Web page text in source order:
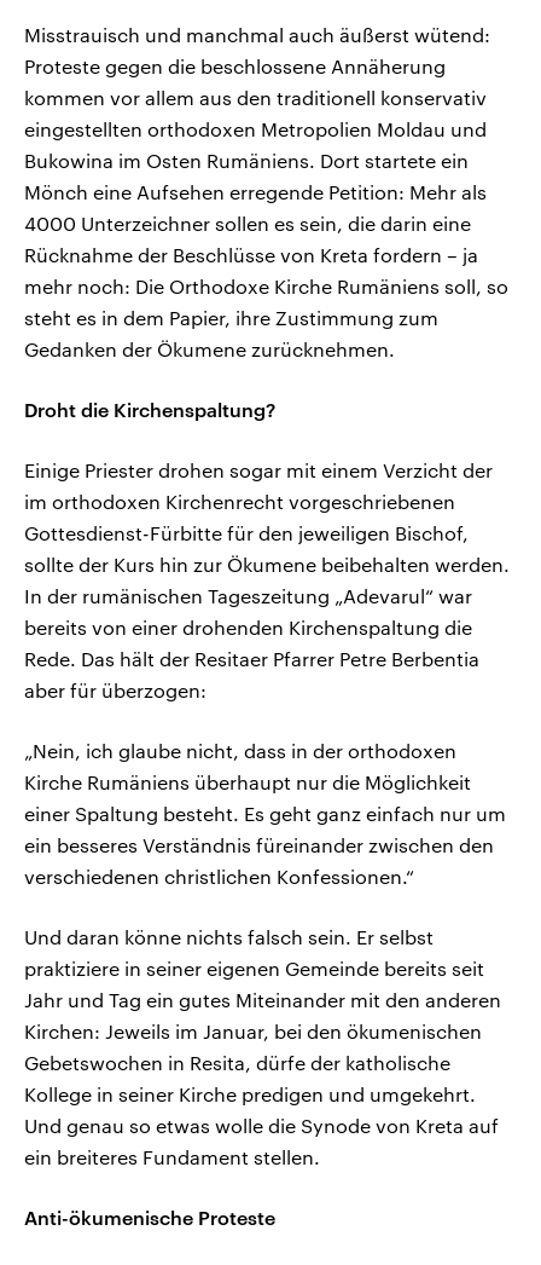
Misstrauisch und manchmal auch äußerst wütend:
Proteste gegen die beschlossene Annäherung
kommen vor allem aus den traditionell konservativ
eingestellten orthodoxen Metropolien Moldau und
Bukowina im Osten Rumäniens. Dort startete ein
Mönch eine Aufsehen erregende Petition: Mehr als
4000 Unterzeichner sollen es sein, die darin eine
Rücknahme der Beschlüsse von Kreta fordern – ja
mehr noch: Die Orthodoxe Kirche Rumäniens soll, so
steht es in dem Papier, ihre Zustimmung zum
Gedanken der Ökumene zurücknehmen.
Droht die Kirchenspaltung?
Einige Priester drohen sogar mit einem Verzicht der
im orthodoxen Kirchenrecht vorgeschriebenen
Gottesdienst-Fürbitte für den jeweiligen Bischof,
sollte der Kurs hin zur Ökumene beibehalten werden.
In der rumänischen Tageszeitung „Adevarul“ war
bereits von einer drohenden Kirchenspaltung die
Rede. Das hält der Resitaer Pfarrer Petre Berbentia
aber für überzogen:
„Nein, ich glaube nicht, dass in der orthodoxen
Kirche Rumäniens überhaupt nur die Möglichkeit
einer Spaltung besteht. Es geht ganz einfach nur um
ein besseres Verständnis füreinander zwischen den
verschiedenen christlichen Konfessionen.“
Und daran könne nichts falsch sein. Er selbst
praktiziere in seiner eigenen Gemeinde bereits seit
Jahr und Tag ein gutes Miteinander mit den anderen
Kirchen: Jeweils im Januar, bei den ökumenischen
Gebetswochen in Resita, dürfe der katholische
Kollege in seiner Kirche predigen und umgekehrt.
Und genau so etwas wolle die Synode von Kreta auf
ein breiteres Fundament stellen.
Anti-ökumenische Proteste